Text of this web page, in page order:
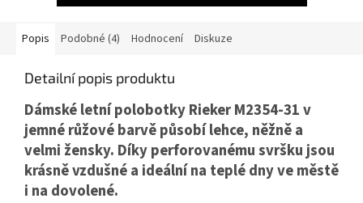
Popis Podobné (4) Hodnocení Diskuze
Detailní popis produktu
Dámské letní polobotky Rieker M2354-31 v
jemné růžové barvě působí lehce, něžně a
velmi žensky. Díky perforovanému svršku jsou
krásně vzdušné a ideální na teplé dny ve městě
i na dovolené.